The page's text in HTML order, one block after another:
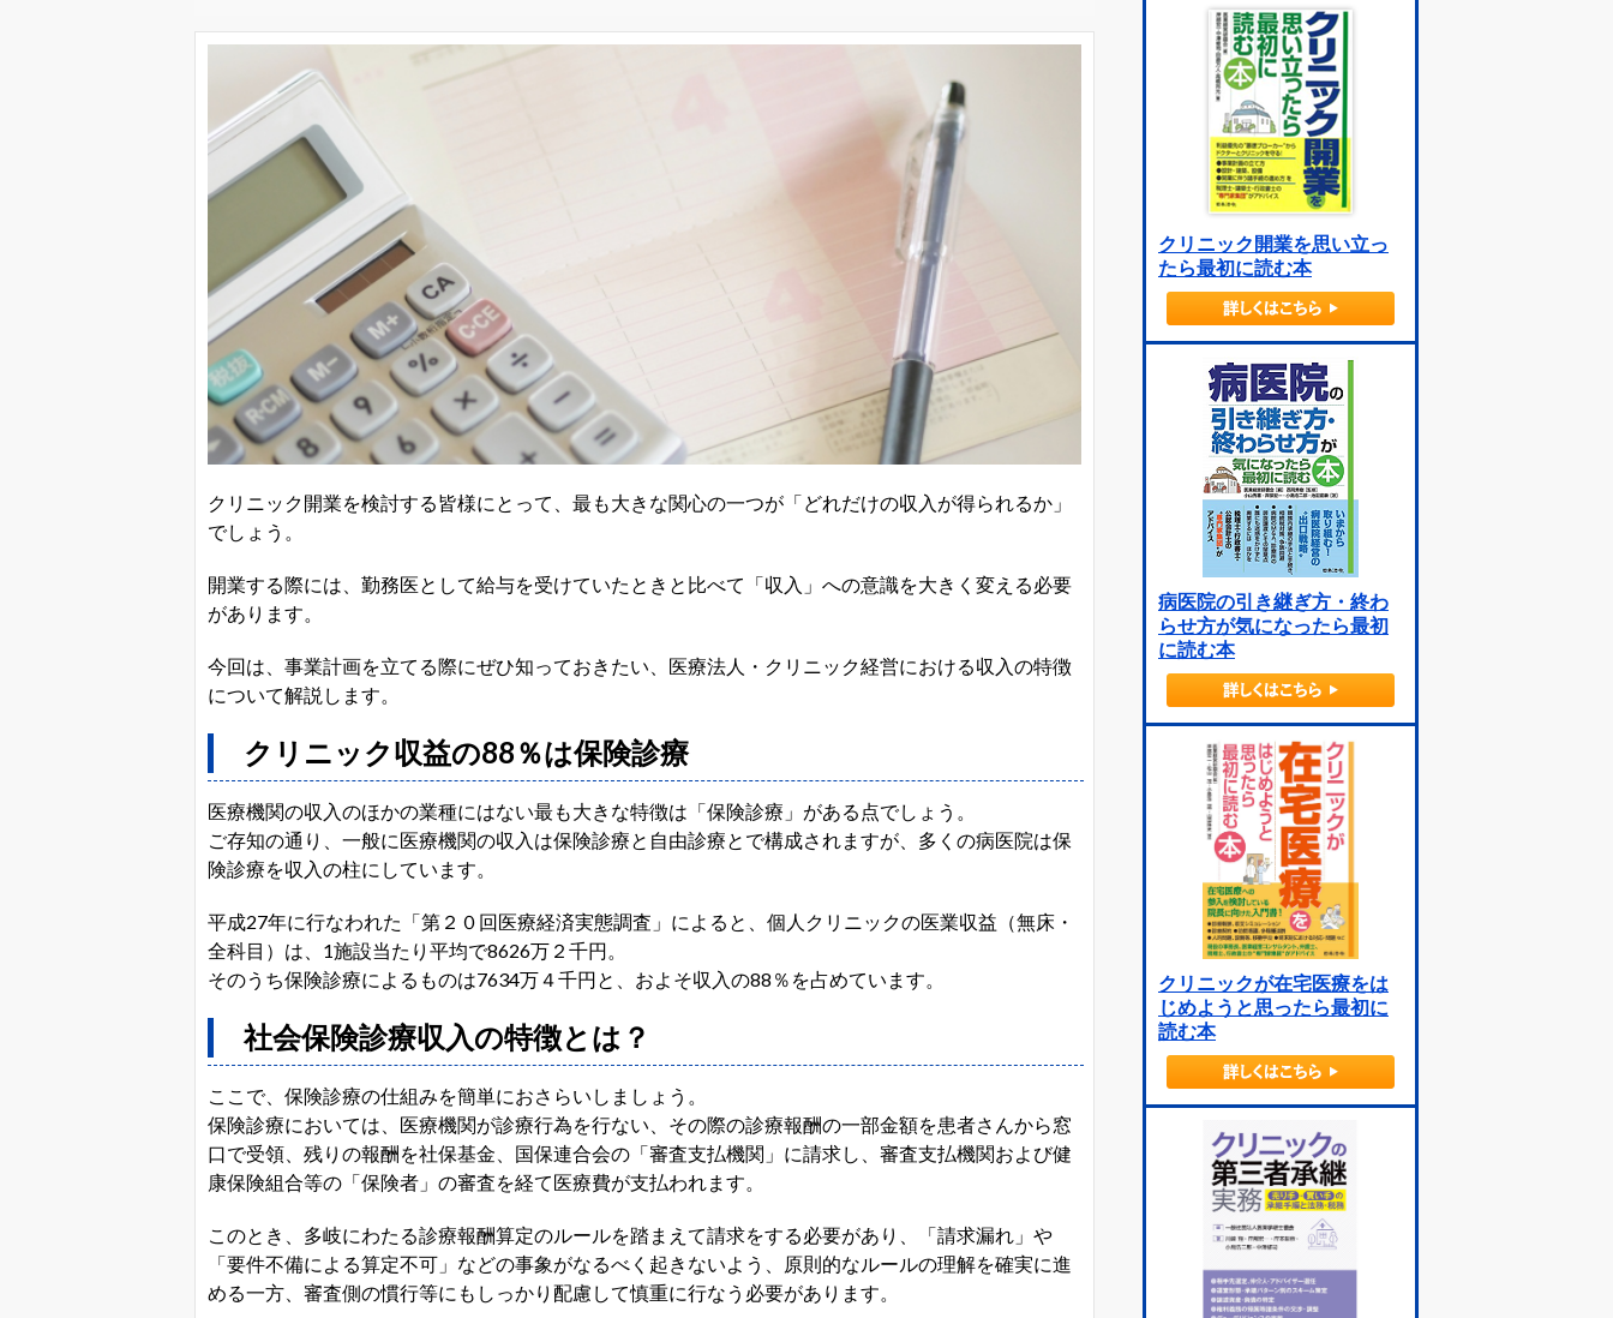
クリニック開業を検討する皆様にとって、最も大きな関心の一つが「どれだけの収入が得られるか」
でしょう。
開業する際には、勤務医として給与を受けていたときと比べて「収入」への意識を大きく変える必要
があります。
今回は、事業計画を立てる際にぜひ知っておきたい、医療法人・クリニック経営における収入の特徴
について解説します。
クリニック収益の88％は保険診療
医療機関の収入のほかの業種にはない最も大きな特徴は「保険診療」がある点でしょう。
ご存知の通り、一般に医療機関の収入は保険診療と自由診療とで構成されますが、多くの病医院は保
険診療を収入の柱にしています。
平成27年に行なわれた「第２０回医療経済実態調査」によると、個人クリニックの医業収益（無床・
全科目）は、1施設当たり平均で8626万２千円。
そのうち保険診療によるものは7634万４千円と、およそ収入の88％を占めています。
社会保険診療収入の特徴とは？
ここで、保険診療の仕組みを簡単におさらいしましょう。
保険診療においては、医療機関が診療行為を行ない、その際の診療報酬の一部金額を患者さんから窓
口で受領、残りの報酬を社保基金、国保連合会の「審査支払機関」に請求し、審査支払機関および健
康保険組合等の「保険者」の審査を経て医療費が支払われます。
このとき、多岐にわたる診療報酬算定のルールを踏まえて請求をする必要があり、「請求漏れ」や
「要件不備による算定不可」などの事象がなるべく起きないよう、原則的なルールの理解を確実に進
める一方、審査側の慣行等にもしっかり配慮して慎重に行なう必要があります。
クリニック開業を思い立っ
たら最初に読む本
病医院の引き継ぎ方・終わ
らせ方が気になったら最初
に読む本
クリニックが在宅医療をは
じめようと思ったら最初に
読む本